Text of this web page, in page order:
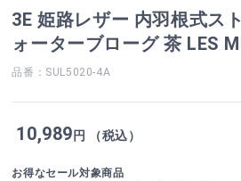
3E 姫路レザー 内羽根式ス
ォーターブローグ 茶 LES
品番：SUL5020-4A
10,989円 （税込）
お得なセール対象商品